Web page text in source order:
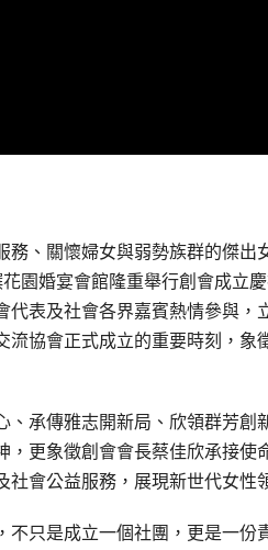
、關懷婦女與弱勢族群的傑出
園婚宴會館隆重舉行創會成立
表及社會各界嘉賓熱情參與，
協會正式成立的重要時刻，象
承傳雅志開新局、欣領群芳創
更象徵創會會長蔡佳欣承接使
會公益服務，展現新世代女性
只是成立一個社團，更是一份